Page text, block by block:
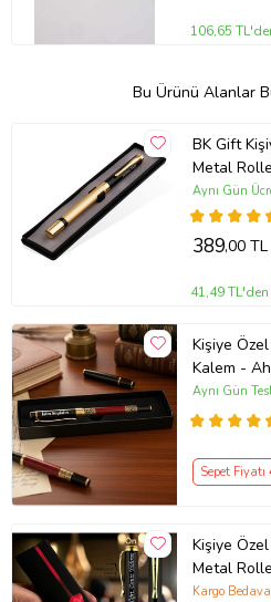
106,65
Bu Ürünü Alanlar
BK Gift
Metal
Hediyesi,
Aynı Gün
389,00 TL
41,49
Kişiye
Kalem -
Kırmızı
Kutusunda
Aynı Gün
Sepet Fiyatı
Kişiye
Metal
Kargo Bedava